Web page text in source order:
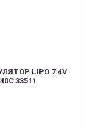
LIPO 7.4V
33511